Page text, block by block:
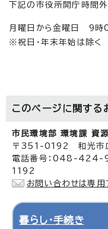
下記の市役所開庁時間
月曜日から金曜日 9時
※祝日・年末年始は除く
このページに関する
市民環境部 環境課 資源
〒351-0192 和光市
電話番号：048-424-
1192
お問い合わせは専用
暮らし・手続き